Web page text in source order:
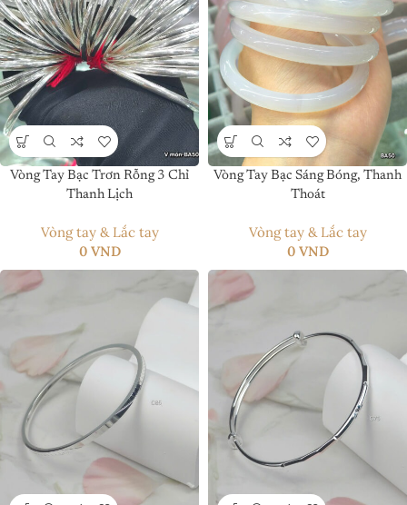
Vòng Tay Bạc Trơn Rỗng 3 Chỉ
Thanh Lịch
Vòng tay & Lắc tay
0 VND
Vòng Tay Bạc Sáng Bóng, Thanh
Thoát
Vòng tay & Lắc tay
0 VND